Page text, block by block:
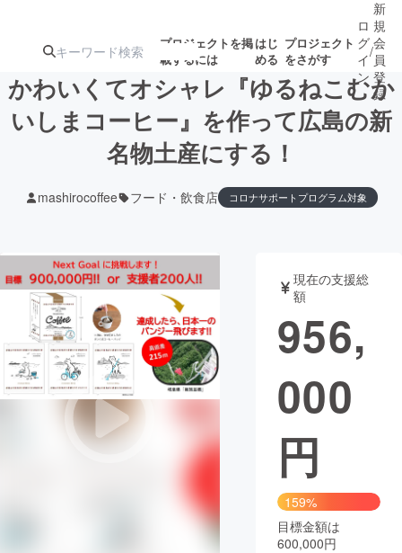
プロジェクトを掲
載するには
はじ
める
プロジェクト
をさがす
注目のリ 注目の新着プロ募集終了が近いプ
ロジェクト
テクノロジー・ガジェット ゲーム・サ
映像・映画 書籍・雑誌
ビジネス・起業 チャレンジ
まちづくり・地域活性化
CAMPFIRE for Social Good
CAMPFIRE Creation
CAMPFIREふるさと納税machi-ya コミュニティ
ロ
グ
イ
ン
/
新
規
会
員
登
録
かわいくてオシャレ『ゆるねこむか
いしまコーヒー』を作って広島の新
名物土産にする！
mashirocoffee フード・飲食店 コロナサポートプログラム対象
現在の支援総
額
956,
000
円
159%
目標金額は
600,000円